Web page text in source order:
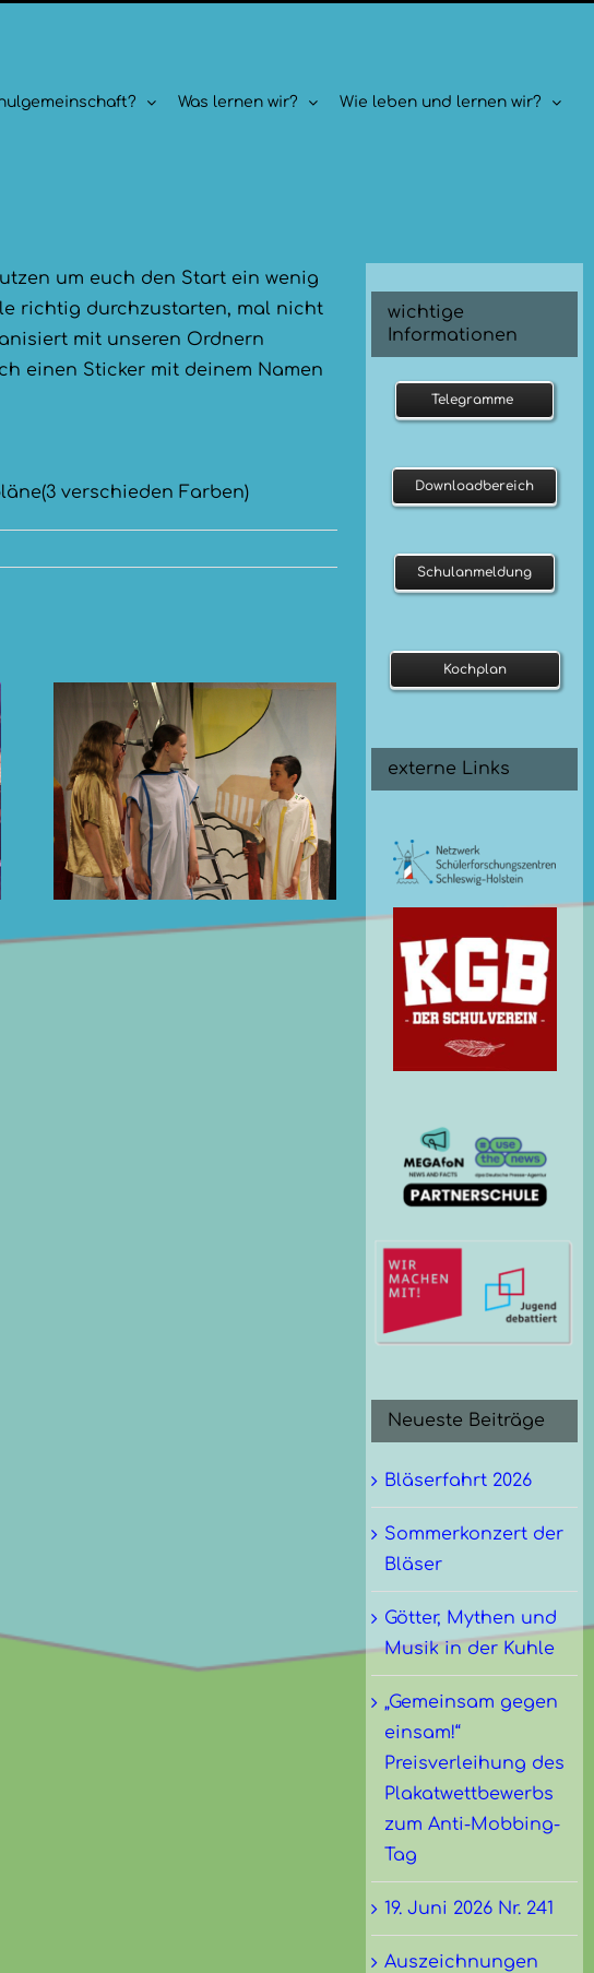
Was lernen wir? Wie leben und lernen wir?
um euch den Start ein wenig
richtig durchzustarten, mal nicht
mit unseren Ordnern
einen Sticker mit deinem Namen
verschieden Farben)
wichtige
Informationen
Telegramme
Downloadbereich
Schulanmeldung
Kochplan
externe Links
Neueste Beiträge
Bläserfahrt 2026
Sommerkonzert der
Bläser
Götter, Mythen und
Musik in der Kuhle
„Gemeinsam gegen
einsam!“
Preisverleihung des
Plakatwettbewerbs
zum Anti-Mobbing-
Tag
19. Juni 2026 Nr. 241
Auszeichnungen